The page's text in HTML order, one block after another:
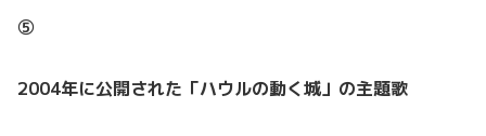
⑤
2004年に公開された「ハウルの動く城」の主題歌